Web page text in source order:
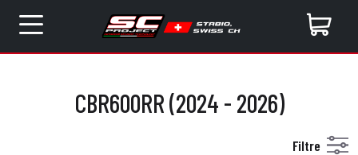
CBR600RR (2024 - 2026)
Filtre